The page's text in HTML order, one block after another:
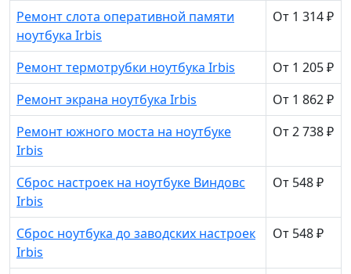
Ремонт слота оперативной памяти
ноутбука Irbis
От 1 314 ₽
Ремонт термотрубки ноутбука Irbis
От 1 205 ₽
Ремонт экрана ноутбука Irbis
От 1 862 ₽
Ремонт южного моста на ноутбуке
Irbis
От 2 738 ₽
Сброс настроек на ноутбуке Виндовс
Irbis
От 548 ₽
Сброс ноутбука до заводских настроек
Irbis
От 548 ₽